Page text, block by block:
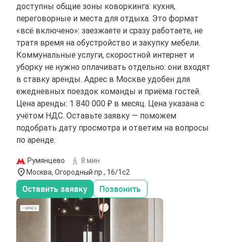
доступны общие зоны коворкинга: кухня,
переговорные и места для отдыха. Это формат
«всё включено»: заезжаете и сразу работаете, не
тратя время на обустройство и закупку мебели.
Коммунальные услуги, скоростной интернет и
уборку не нужно оплачивать отдельно: они входят
в ставку аренды. Адрес в Москве удобен для
ежедневных поездок команды и приёма гостей.
Цена аренды: 1 840 000 ₽ в месяц. Цена указана с
учётом НДС. Оставьте заявку — поможем
подобрать дату просмотра и ответим на вопросы
по аренде.
Румянцево
8 мин
Москва, Огородный пр., 16/1с2
Оставить заявку Позвонить